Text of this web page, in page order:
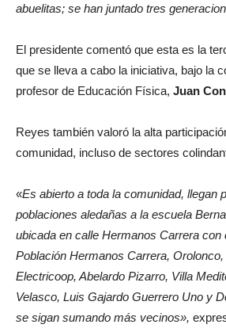
abuelitas; se han juntado tres
El presidente comentó que esta es la
que se lleva a cabo la iniciativa, bajo la
profesor de Educación Física, Juan
Reyes también valoró la alta
comunidad, incluso de sectores
«Es abierto a toda la comunidad, llegan
poblaciones aledañas a la escuela
ubicada en calle Hermanos Carrera con
Población Hermanos Carrera, Orolonco,
Electricoop, Abelardo Pizarro, Villa
Velasco, Luis Gajardo Guerrero Uno y
se sigan sumando más vecinos»,